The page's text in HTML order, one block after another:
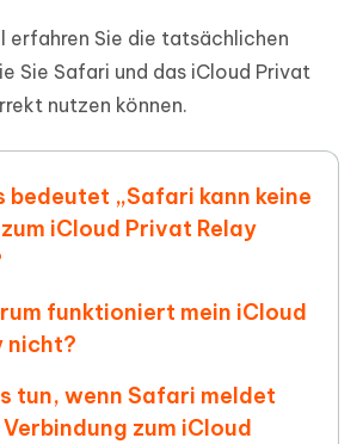
erfahren Sie die tatsächlichen
Sie Safari und das iCloud Privat
nutzen können.
bedeutet „Safari kann keine
iCloud Privat Relay
funktioniert mein iCloud
nicht?
tun, wenn Safari meldet
Verbindung zum iCloud